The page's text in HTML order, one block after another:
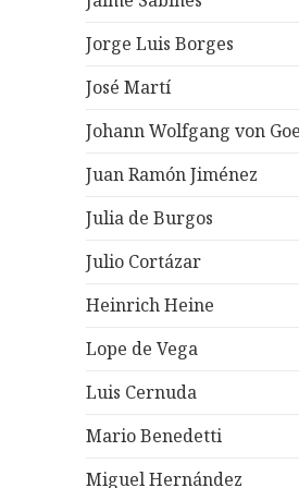
Jorge Luis Borges
José Martí
Johann Wolfgang von
Juan Ramón Jiménez
Julia de Burgos
Julio Cortázar
Heinrich Heine
Lope de Vega
Luis Cernuda
Mario Benedetti
Miguel Hernández